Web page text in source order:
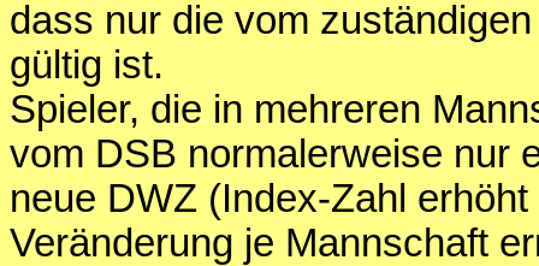
dass nur die vom
gültig ist.
Spieler, die in mehreren
vom DSB normalerweise nur
neue DWZ (Index-Zahl
Veränderung je Mannschaft